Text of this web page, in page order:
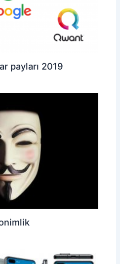
payları 2019